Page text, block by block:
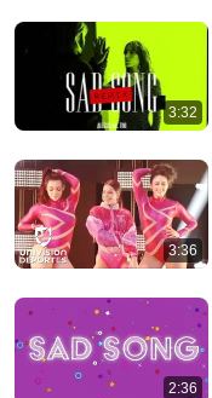
Lola Indigo,
Lola Indigo and 2
3:32
3:36
2:36